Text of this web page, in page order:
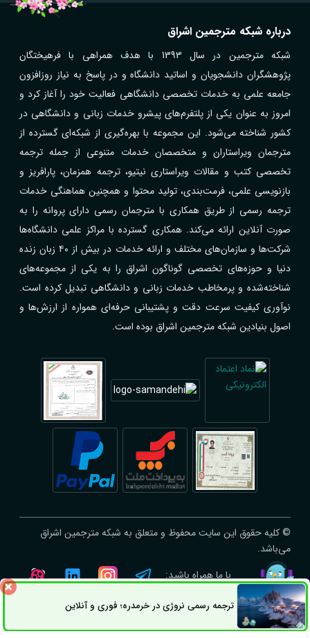
درباره شبکه مترجمین اشراق
شبکه مترجمین در سال 1393 با هدف همراهی با فرهیختگان
پژوهشگران دانشجویان و اساتید دانشگاه و در پاسخ به نیاز روزافزون
جامعه علمی به خدمات تخصصی دانشگاهی فعالیت خود را آغاز کرد و
امروز به عنوان یکی از پلتفرم‌های پیشرو خدمات زبانی و دانشگاهی در
کشور شناخته می‌شود. این مجموعه با بهره‌گیری از شبکه‌ای گسترده از
مترجمان ویراستاران و متخصصان خدمات متنوعی از جمله ترجمه
تخصصی کتب و مقالات ویراستاری نیتیو، ترجمه همزمان، پارافریز و
بازنویسی علمی، فرمت‌بندی، تولید محتوا و همچنین هماهنگی خدمات
ترجمه رسمی از طریق همکاری با مترجمان رسمی دارای پروانه را به
صورت آنلاین ارائه می‌کند. همکاری گسترده با مراکز علمی دانشگاه‌ها
شرکت‌ها و سازمان‌های مختلف و ارائه خدمات در بیش از ۴۰ زبان زنده
دنیا و حوزه‌های تخصصی گوناگون اشراق را به یکی از مجموعه‌های
شناخته‌شده و پرمخاطب خدمات زبانی و دانشگاهی تبدیل کرده است.
نوآوری کیفیت سرعت دقت و پشتیبانی حرفه‌ای همواره از ارزش‌ها و
اصول بنیادین شبکه مترجمین اشراق بوده است.
© کلیه حقوق این سایت محفوظ و متعلق به شبکه مترجمین اشراق
می‌باشد.
با ما همراه باشید:
ترجمه رسمی نروژی در خرمدره؛ فوری و آنلاینثبت سفارش راه های ارتباطی